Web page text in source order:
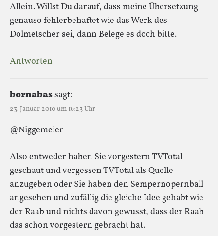
Allein. Willst Du darauf, dass meine Übersetzung
genauso fehlerbehaftet wie das Werk des
Dolmetscher sei, dann Belege es doch bitte.
Antworten
bornabassagt:
23. Januar 2010 um 16:23 Uhr
@Niggemeier
Also entweder haben Sie vorgestern TVTotal
geschaut und vergessen TVTotal als Quelle
anzugeben oder Sie haben den Sempernopernball
angesehen und zufällig die gleiche Idee gehabt wie
der Raab und nichts davon gewusst, dass der Raab
das schon vorgestern gebracht hat.